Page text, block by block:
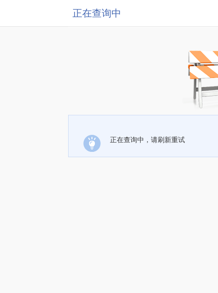
正在查询中
正在查询中，请刷新重试